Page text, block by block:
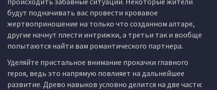
будут подначивать вас провести кровавое
жертвоприношение на только что созданном алтаре,
другие начнут плести интрижки, а третьи так и вообще
попытаются найти вам романтического партнера.
Уделяйте пристальное внимание прокачки главного
героя, ведь это напрямую повлияет на дальнейшее
развитие. Древо навыков условно делится на две части: